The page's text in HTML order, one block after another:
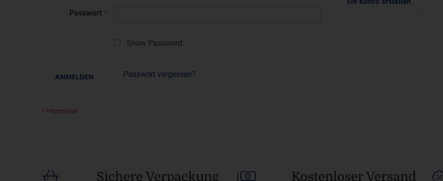
Passwort
Show Password
ANMELDEN Passwort vergessen?
Sichere Verpackung Kostenloser Versand